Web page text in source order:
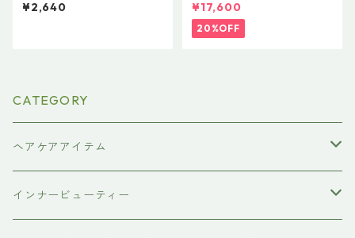
¥2,640
【スマイルブランド第４世
代】【ヘマチン＆カタラーゼ
で活性酸素を除去】
¥17,600
20%OFF
CATEGORY
ヘアケアアイテム
シャンプー
インナービューティー